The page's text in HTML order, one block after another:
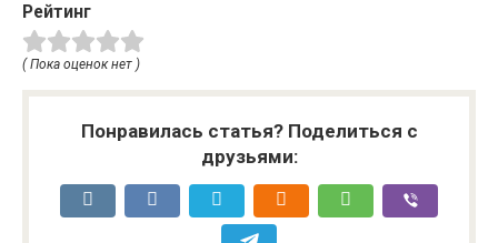
Рейтинг
( Пока оценок нет )
Понравилась статья? Поделиться с
друзьями: